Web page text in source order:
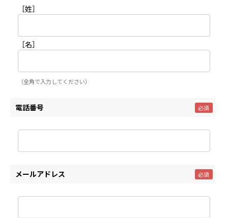
［姓］
［名］
（全角で入力してください）
電話番号
メールアドレス